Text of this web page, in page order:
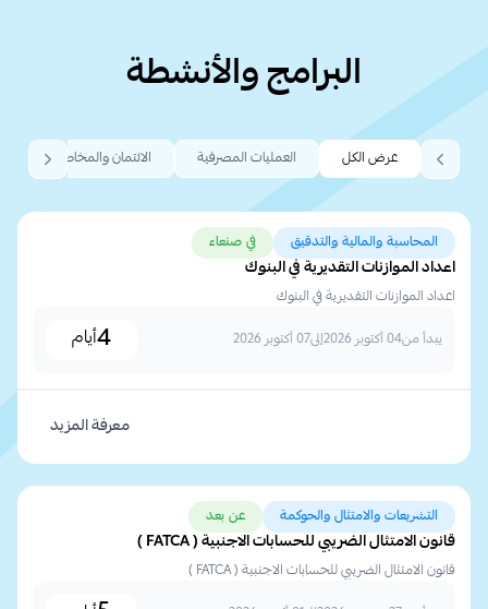
البرامج والأنشطة
عرض الكل العمليات المصرفية الائتمان والمخاطر
المحاسبة والمالية والتدقيق في صنعاء
اعداد الموازنات التقديرية في البنوك
اعداد الموازنات التقديرية في البنوك
يبدأ من04 أكتوبر 2026 إلى07 أكتوبر 2026 أيام
معرفة المزيد
التشريعات والامتثال والحوكمة عن بعد
قانون الامتثال الضريبي للحسابات الاجنبية ( FATCA )
قانون الامتثال الضريبي للحسابات الاجنبية ( FATCA )